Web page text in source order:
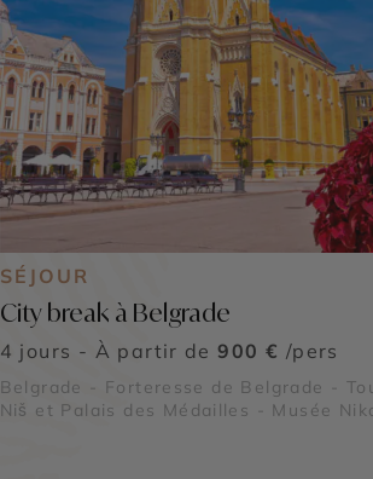
SÉJOUR
City break à Belgrade
4 jours - À partir de900 € /pers
Belgrade - Forteresse de Belgrade -
Niš et Palais des Médailles - Musée